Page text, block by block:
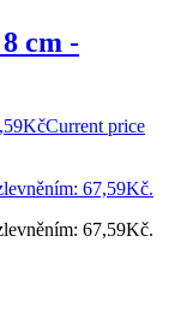
cm -
KčCurrent price
67,59Kč.
67,59Kč.